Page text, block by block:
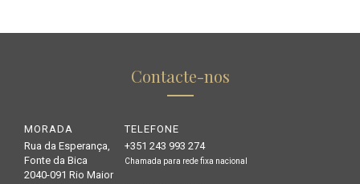
Contacte-nos
MORADA
Rua da Esperança,
Fonte da Bica
2040-091 Rio Maior
TELEFONE
+351 243 993 274
Chamada para rede fixa nacional